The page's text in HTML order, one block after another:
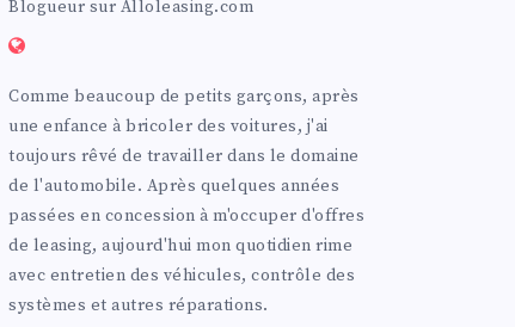
Blogueur sur Alloleasing.com
Comme beaucoup de petits garçons, après
une enfance à bricoler des voitures, j'ai
toujours rêvé de travailler dans le domaine
de l'automobile. Après quelques années
passées en concession à m'occuper d'offres
de leasing, aujourd'hui mon quotidien rime
avec entretien des véhicules, contrôle des
systèmes et autres réparations.